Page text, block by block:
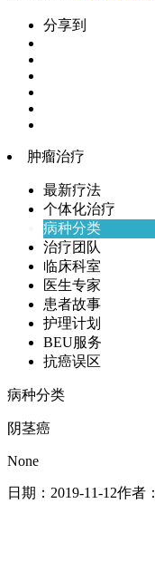
分享到
肿瘤治疗
最新疗法
个体化治疗
病种分类
治疗团队
临床科室
医生专家
患者故事
护理计划
BEU服务
抗癌误区
病种分类
阴茎癌
None
日期： 2019-11-12作者：